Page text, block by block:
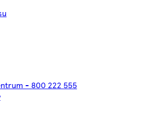
- 800 222 555